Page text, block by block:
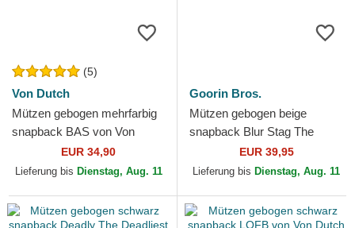
(5)
Von Dutch
Mützen gebogen mehrfarbig
snapback BAS von Von
EUR 34,90
Lieferung bis Dienstag, Aug. 11
Goorin Bros.
Mützen gebogen beige
snapback Blur Stag The
Farm Goorin Bros.
EUR 39,95
Lieferung bis Dienstag, Aug. 11